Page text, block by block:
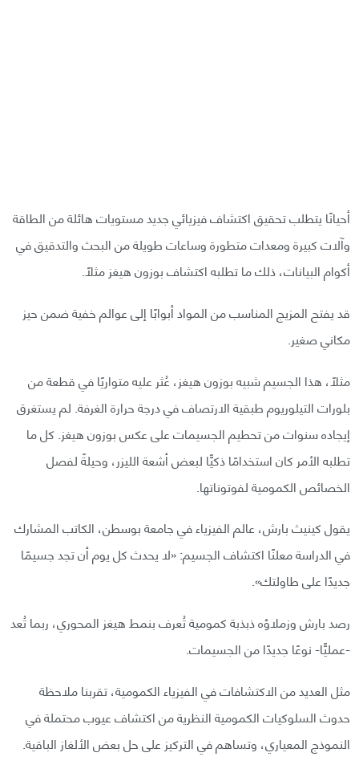
أحيانًا يتطلب تحقيق اكتشاف فيزيائي جديد مستويات هائلة من الطاقة
وآلات كبيرة ومعدات متطورة وساعات طويلة من البحث والتدقيق في
أكوام البيانات، ذلك ما تطلبه اكتشاف بوزون هيغز مثلًا.
قد يفتح المزيج المناسب من المواد أبوابًا إلى عوالم خفية ضمن حيز
مكاني صغير.
مثلًا، هذا الجسيم شبيه بوزون هيغز، عُثر عليه متواريًا في قطعة من
بلورات التيلوريوم طبقية الارتصاف في درجة حرارة الغرفة. لم يستغرق
إيجاده سنوات من تحطيم الجسيمات على عكس بوزون هيغز. كل ما
تطلبه الأمر كان استخدامًا ذكيًّا لبعض أشعة الليزر، وحيلةً لفصل
الخصائص الكمومية لفوتوناتها.
يقول كينيث بارش، عالم الفيزياء في جامعة بوسطن، الكاتب المشارك
في الدراسة معلنًا اكتشاف الجسيم: «لا يحدث كل يوم أن تجد جسيمًا
جديدًا على طاولتك».
رصد بارش وزملاؤه ذبذبة كمومية تُعرف بنمط هيغز المحوري، ربما تُعد
-عمليًّا- نوعًا جديدًا من الجسيمات.
مثل العديد من الاكتشافات في الفيزياء الكمومية، تقربنا ملاحظة
حدوث السلوكيات الكمومية النظرية من اكتشاف عيوب محتملة في
النموذج المعياري، وتساهم في التركيز على حل بعض الألغاز الباقية.